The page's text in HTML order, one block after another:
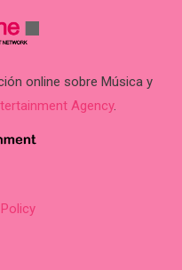
online sobre Música y
Agency.